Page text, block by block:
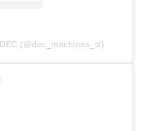
(@dec_machinas_sl)